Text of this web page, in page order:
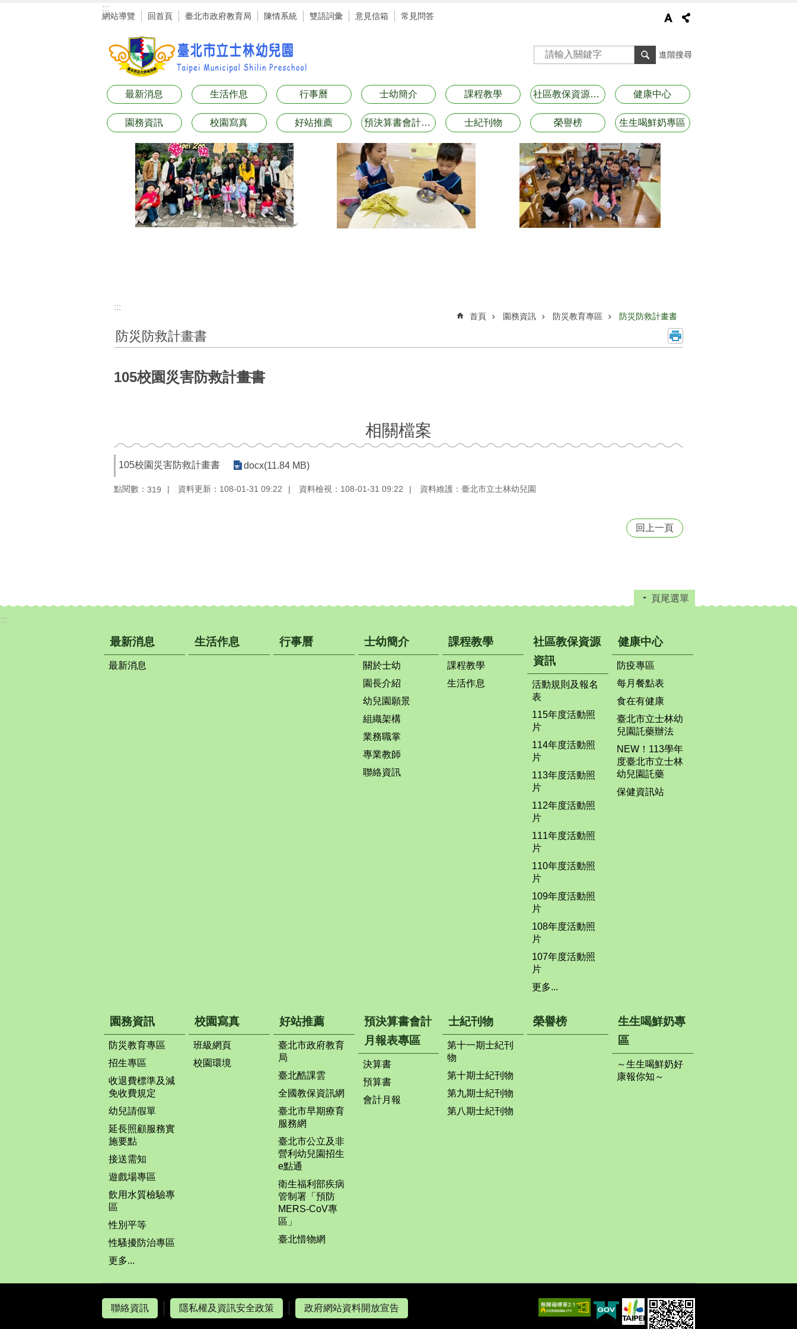
:::
網站導覽 回首頁 臺北市政府教育局 陳情系統 雙語詞彙 意見信箱 常見問答
進階搜尋
最新消息 生活作息 行事曆 士幼簡介 課程教學 社區教保資源資訊 健康中心
園務資訊 校園寫真 好站推薦 預決算書會計月報表專區 士紀刊物 榮譽榜 生生喝鮮奶專區
:::
首頁 園務資訊 防災教育專區 防災防救計畫書
防災防救計畫書
105校園災害防救計畫書
相關檔案
105校園災害防救計畫書 docx(11.84 MB)
點閱數： 319 資料更新：108-01-31 09:22 資料檢視：108-01-31 09:22 資料維護：臺北市立士林幼兒園
回上一頁
頁尾選單
:::
最新消息
最新消息
生活作息 行事曆 士幼簡介
關於士幼
園長介紹
幼兒園願景
組織架構
業務職掌
專業教師
聯絡資訊
課程教學
課程教學
生活作息
社區教保資源
資訊
活動規則及報名
表
115年度活動照
片
114年度活動照
片
113年度活動照
片
112年度活動照
片
111年度活動照
片
110年度活動照
片
109年度活動照
片
108年度活動照
片
107年度活動照
片
更多...
健康中心
防疫專區
每月餐點表
食在有健康
臺北市立士林幼
兒園託藥辦法
NEW！113學年
度臺北市立士林
幼兒園託藥
保健資訊站
園務資訊
防災教育專區
招生專區
收退費標準及減
免收費規定
幼兒請假單
延長照顧服務實
施要點
接送需知
遊戲場專區
飲用水質檢驗專
區
性別平等
性騷擾防治專區
更多...
校園寫真
班級網頁
校園環境
好站推薦
臺北市政府教育
局
臺北酷課雲
全國教保資訊網
臺北市早期療育
服務網
臺北市公立及非
營利幼兒園招生
e點通
衛生福利部疾病
管制署「預防
MERS-CoV專
區」
臺北惜物網
預決算書會計
月報表專區
決算書
預算書
會計月報
士紀刊物
第十一期士紀刊
物
第十期士紀刊物
第九期士紀刊物
第八期士紀刊物
榮譽榜
生生喝鮮奶專
區
～生生喝鮮奶好
康報你知～
聯絡資訊 隱私權及資訊安全政策 政府網站資料開放宣告